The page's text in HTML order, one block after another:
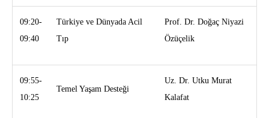
09:20-
09:40
Türkiye ve Dünyada Acil
Tıp
Prof. Dr. Doğaç Niyazi
Özüçelik
09:55-
10:25
Temel Yaşam Desteği
Uz. Dr. Utku Murat
Kalafat